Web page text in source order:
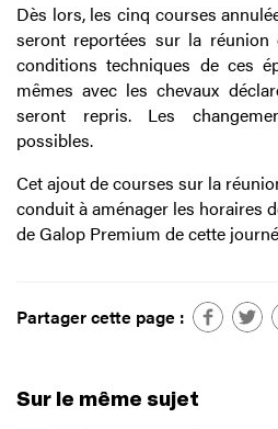
Dès lors, les cinq courses
seront reportées sur la
conditions techniques de ces
mêmes avec les chevaux
seront repris. Les
possibles.
Cet ajout de courses sur la
conduit à aménager les horaires
de Galop Premium de cette
Partager cette page :
Sur le même sujet